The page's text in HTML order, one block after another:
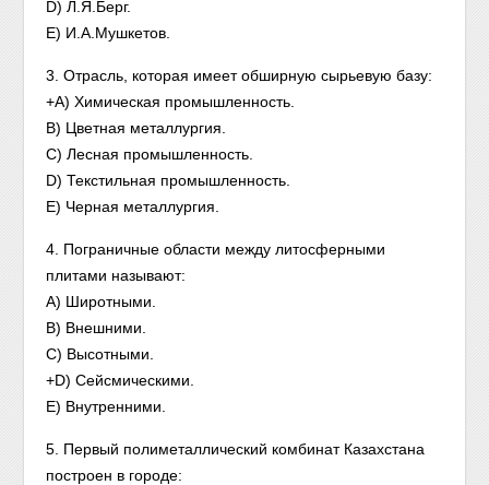
D) Л.Я.Берг.
E) И.А.Мушкетов.
3. Отрасль, которая имеет обширную сырьевую базу:
+A) Химическая промышленность.
B) Цветная металлургия.
C) Лесная промышленность.
D) Текстильная промышленность.
E) Черная металлургия.
4. Пограничные области между литосферными
плитами называют:
A) Широтными.
B) Внешними.
C) Высотными.
+D) Сейсмическими.
E) Внутренними.
5. Первый полиметаллический комбинат Казахстана
построен в городе: